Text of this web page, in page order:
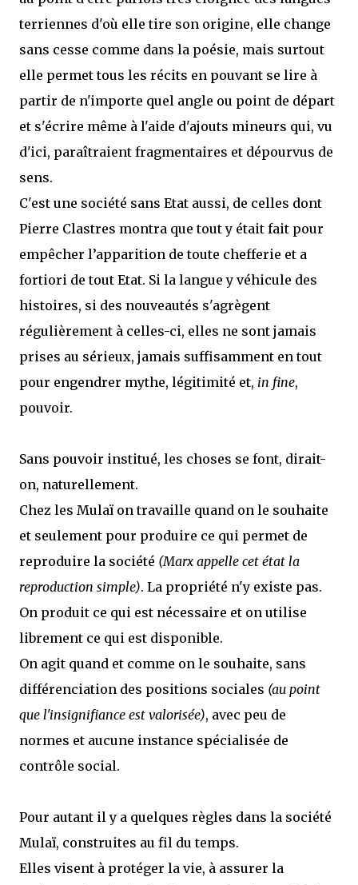
terriennes d'où elle tire son origine, elle change
sans cesse comme dans la poésie, mais surtout
elle permet tous les récits en pouvant se lire à
partir de n'importe quel angle ou point de départ
et s'écrire même à l'aide d'ajouts mineurs qui, vu
d'ici, paraîtraient fragmentaires et dépourvus de
sens.
C'est une société sans Etat aussi, de celles dont
Pierre Clastres montra que tout y était fait pour
empêcher l’apparition de toute chefferie et a
fortiori de tout Etat. Si la langue y véhicule des
histoires, si des nouveautés s'agrègent
régulièrement à celles-ci, elles ne sont jamais
prises au sérieux, jamais suffisamment en tout
pour engendrer mythe, légitimité et, in fine,
pouvoir.
Sans pouvoir institué, les choses se font, dirait-
on, naturellement.
Chez les Mulaï on travaille quand on le souhaite
et seulement pour produire ce qui permet de
reproduire la société (Marx appelle cet état la
reproduction simple). La propriété n'y existe pas.
On produit ce qui est nécessaire et on utilise
librement ce qui est disponible.
On agit quand et comme on le souhaite, sans
différenciation des positions sociales (au point
que l'insignifiance est valorisée), avec peu de
normes et aucune instance spécialisée de
contrôle social.
Pour autant il y a quelques règles dans la société
Mulaï, construites au fil du temps.
Elles visent à protéger la vie, à assurer la